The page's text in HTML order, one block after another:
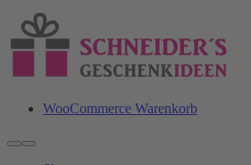
Inhalt
springen
WooCommerce Warenkorb
Toggle